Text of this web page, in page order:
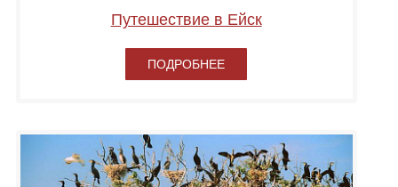
Путешествие в Ейск
ПОДРОБНЕЕ